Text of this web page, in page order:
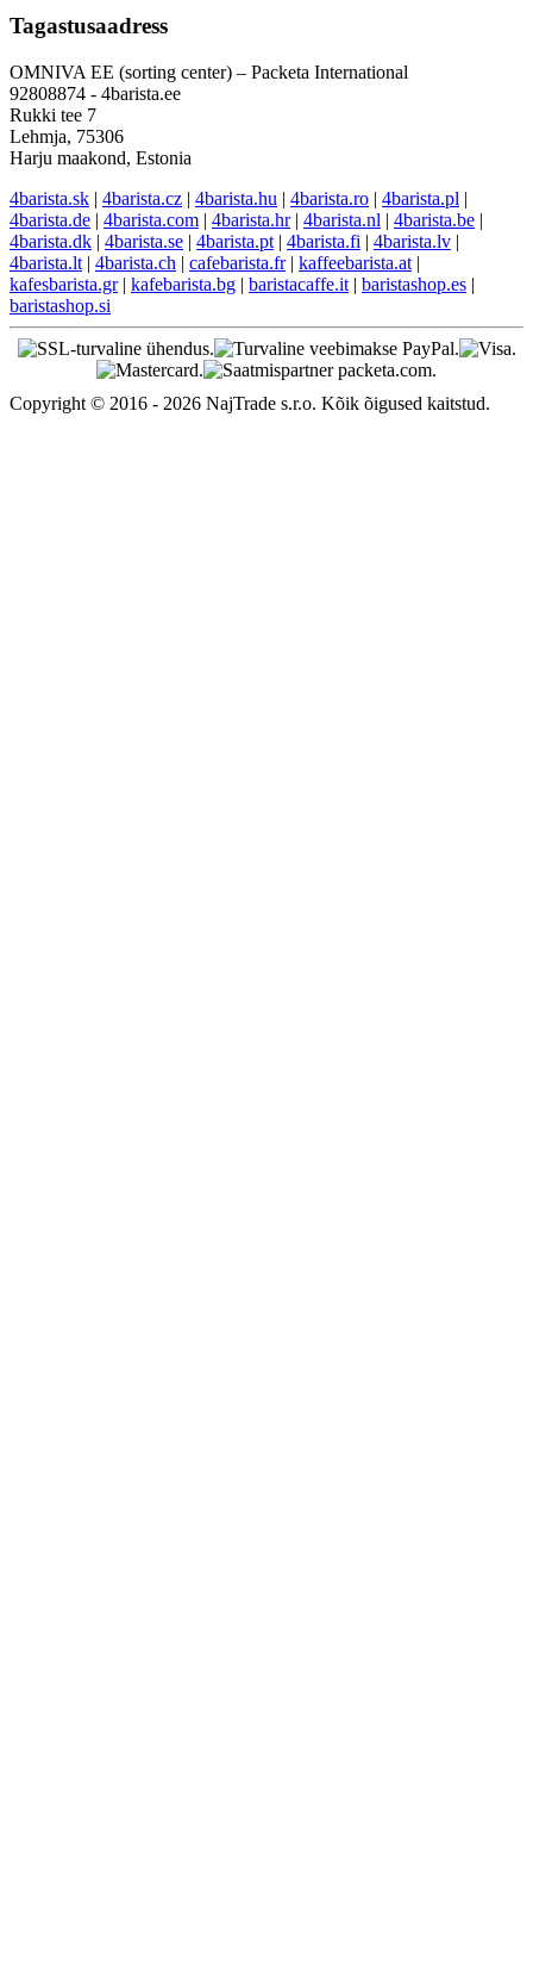
Tagastusaadress
OMNIVA EE (sorting center) – Packeta International
92808874 - 4barista.ee
Rukki tee 7
Lehmja, 75306
Harju maakond, Estonia
4barista.sk | 4barista.cz | 4barista.hu | 4barista.ro | 4barista.pl |
4barista.de | 4barista.com | 4barista.hr| 4barista.nl | 4barista.be |
4barista.dk | 4barista.se | 4barista.pt | 4barista.fi | 4barista.lv |
4barista.lt | 4barista.ch | cafebarista.fr| kaffeebarista.at |
kafesbarista.gr| kafebarista.bg | baristacaffe.it | baristashop.es |
baristashop.si
Copyright © 2016 - 2026 NajTrade s.r.o. Kõik õigused kaitstud.